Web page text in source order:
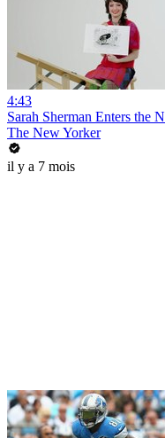
4:43
Sarah Sherman Enters the
The New Yorker
il y a 7 mois